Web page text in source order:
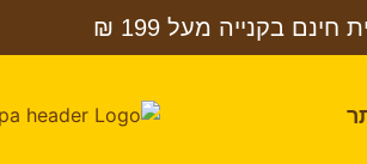
בקנייה מעל 199 ₪